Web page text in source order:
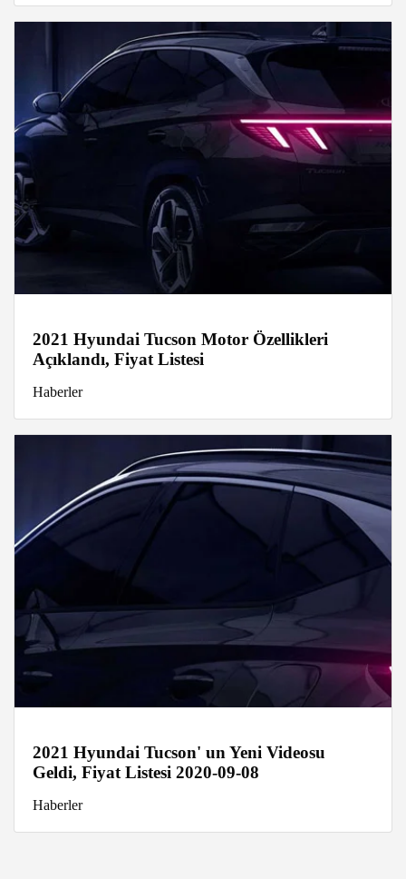
2021 Hyundai Tucson Motor Özellikleri
Açıklandı, Fiyat Listesi
Haberler
2021 Hyundai Tucson' un Yeni Videosu
Geldi, Fiyat Listesi 2020-09-08
Haberler